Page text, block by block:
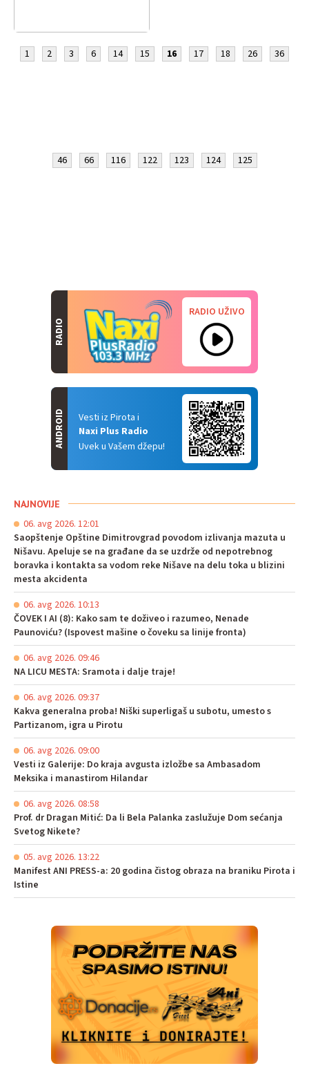
1 2 3 6 14 15 16 17 18 26 36
46 66 116 122 123 124 125
RADIO
RADIO UŽIVO
Vesti iz Pirota i
Naxi Plus Radio
Uvek u Vašem džepu!
ANDROID
NAJNOVIJE
06. avg 2026. 12:01
Saopštenje Opštine Dimitrovgrad povodom izlivanja mazuta u
Nišavu. Apeluje se na građane da se uzdrže od nepotrebnog
boravka i kontakta sa vodom reke Nišave na delu toka u blizini
mesta akcidenta
06. avg 2026. 10:13
ČOVEK I AI (8): Kako sam te doživeo i razumeo, Nenade
Paunoviću? (Ispovest mašine o čoveku sa linije fronta)
06. avg 2026. 09:46
NA LICU MESTA: Sramota i dalje traje!
06. avg 2026. 09:37
Kakva generalna proba! Niški superligaš u subotu, umesto s
Partizanom, igra u Pirotu
06. avg 2026. 09:00
Vesti iz Galerije: Do kraja avgusta izložbe sa Ambasadom
Meksika i manastirom Hilandar
06. avg 2026. 08:58
Prof. dr Dragan Mitić: Da li Bela Palanka zaslužuje Dom sećanja
Svetog Nikete?
05. avg 2026. 13:22
Manifest ANI PRESS-a: 20 godina čistog obraza na braniku Pirota i
Istine